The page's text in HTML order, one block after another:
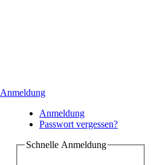
Anmeldung
Anmeldung
Passwort vergessen?
Schnelle Anmeldung